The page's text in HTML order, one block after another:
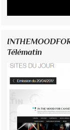
Télématin